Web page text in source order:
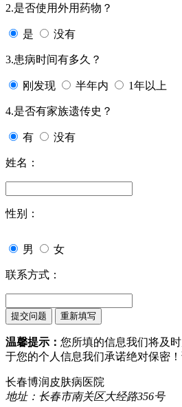
2.是否使用外用药物？
是 没有
3.患病时间有多久？
刚发现 半年内 1年以上
4.是否有家族遗传史？
有 没有
姓名：
性别：
男 女
联系方式：
温馨提示： 您所填的信息我们将及
于您的个人信息我们承诺绝对保密！
长春博润皮肤病医院
地址：长春市南关区大经路356号